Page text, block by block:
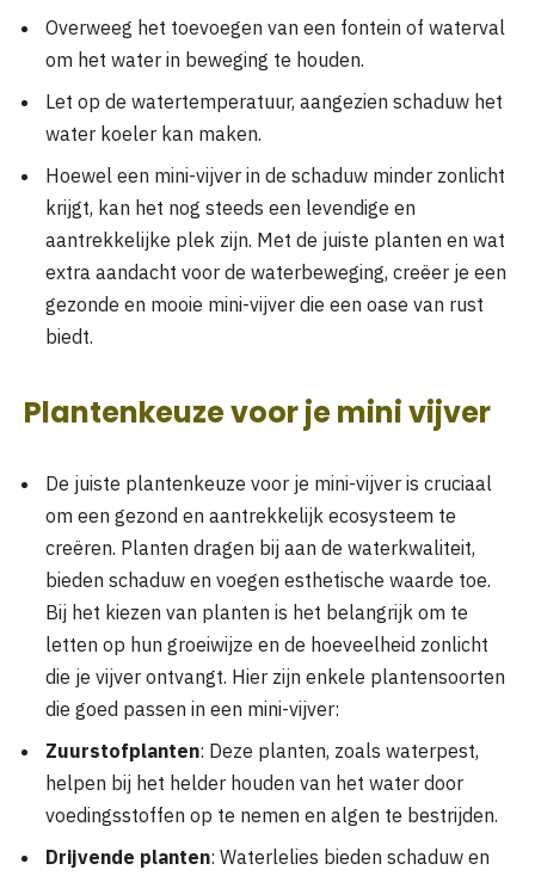
Overweeg het toevoegen van een fontein of waterval
om het water in beweging te houden.
Let op de watertemperatuur, aangezien schaduw het
water koeler kan maken.
Hoewel een mini-vijver in de schaduw minder zonlicht
krijgt, kan het nog steeds een levendige en
aantrekkelijke plek zijn. Met de juiste planten en wat
extra aandacht voor de waterbeweging, creëer je een
gezonde en mooie mini-vijver die een oase van rust
biedt.
Plantenkeuze voor je mini vijver
De juiste plantenkeuze voor je mini-vijver is cruciaal
om een gezond en aantrekkelijk ecosysteem te
creëren. Planten dragen bij aan de waterkwaliteit,
bieden schaduw en voegen esthetische waarde toe.
Bij het kiezen van planten is het belangrijk om te
letten op hun groeiwijze en de hoeveelheid zonlicht
die je vijver ontvangt. Hier zijn enkele plantensoorten
die goed passen in een mini-vijver:
Zuurstofplanten: Deze planten, zoals waterpest,
helpen bij het helder houden van het water door
voedingsstoffen op te nemen en algen te bestrijden.
Drijvende planten: Waterlelies bieden schaduw en